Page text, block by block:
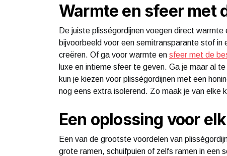
Warmte en sfeer met
De juiste plisségordijnen voegen direct
bijvoorbeeld voor een semitransparante stof in
creëren. Of ga voor warmte en sfeer met de
luxe en intieme sfeer te geven. Ga je maar al
kun je kiezen voor plisségordijnen met een
nog eens extra isolerend. Zo maak je van elke
Een oplossing voor
Een van de grootste voordelen van
grote ramen, schuifpuien of zelfs ramen in een